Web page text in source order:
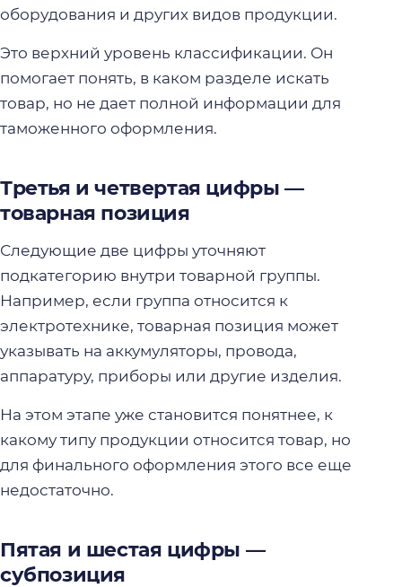
оборудования и других видов продукции.
Это верхний уровень классификации. Он
помогает понять, в каком разделе искать
товар, но не дает полной информации для
таможенного оформления.
Третья и четвертая цифры —
товарная позиция
Следующие две цифры уточняют
подкатегорию внутри товарной группы.
Например, если группа относится к
электротехнике, товарная позиция может
указывать на аккумуляторы, провода,
аппаратуру, приборы или другие изделия.
На этом этапе уже становится понятнее, к
какому типу продукции относится товар, но
для финального оформления этого все еще
недостаточно.
Пятая и шестая цифры —
субпозиция